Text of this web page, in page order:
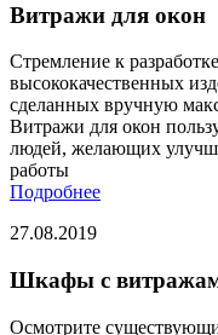
Витражи для окон
Стремление к
высококачественных
сделанных вручную
Витражи для окон
людей, желающих
работы
Подробнее
27.08.2019
Шкафы с
Осмотрите